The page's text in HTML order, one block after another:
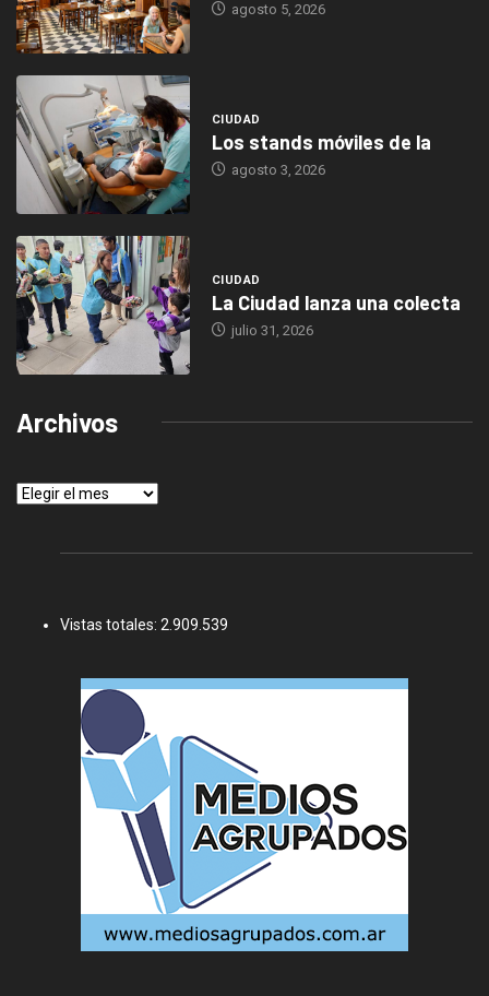
agosto 5, 2026
CIUDAD
Los stands móviles de la
agosto 3, 2026
CIUDAD
La Ciudad lanza una colecta
julio 31, 2026
Archivos
Archivos
Vistas totales: 2.909.539